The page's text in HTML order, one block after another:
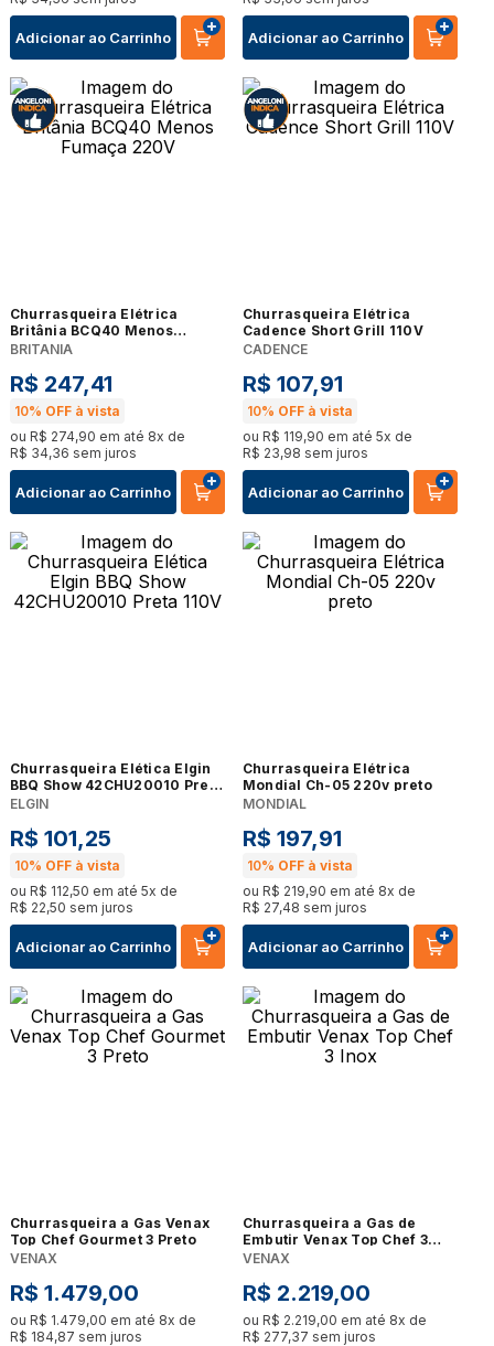
Adicionar ao Carrinho Adicionar ao Carrinho
Churrasqueira Elétrica
Britânia BCQ40 Menos
Fumaça 220V
BRITANIA
R$ 247,41
10% OFF à vista
ou R$ 274,90 em até 8x de
R$ 34,36 sem juros
Adicionar ao Carrinho
Churrasqueira Elétrica
Cadence Short Grill 110V
CADENCE
R$ 107,91
10% OFF à vista
ou R$ 119,90 em até 5x de
R$ 23,98 sem juros
Adicionar ao Carrinho
Churrasqueira Elética Elgin
BBQ Show 42CHU20010 Preta
110V
ELGIN
R$ 101,25
10% OFF à vista
ou R$ 112,50 em até 5x de
R$ 22,50 sem juros
Adicionar ao Carrinho
Churrasqueira Elétrica
Mondial Ch-05 220v preto
MONDIAL
R$ 197,91
10% OFF à vista
ou R$ 219,90 em até 8x de
R$ 27,48 sem juros
Adicionar ao Carrinho
Churrasqueira a Gas Venax
Top Chef Gourmet 3 Preto
VENAX
R$ 1.479,00
ou R$ 1.479,00 em até 8x de
R$ 184,87 sem juros
Churrasqueira a Gas de
Embutir Venax Top Chef 3
Inox
VENAX
R$ 2.219,00
ou R$ 2.219,00 em até 8x de
R$ 277,37 sem juros